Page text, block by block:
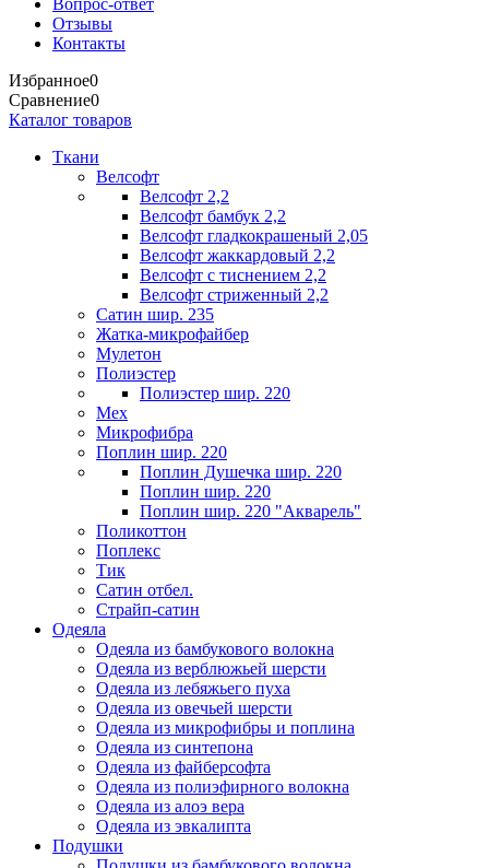
Вопрос-ответ
Отзывы
Контакты
Избранное0
Сравнение0
Каталог товаров
Ткани
Велсофт
Велсофт 2,2
Велсофт бамбук 2,2
Велсофт гладкокрашеный 2,05
Велсофт жаккардовый 2,2
Велсофт с тиснением 2,2
Велсофт стриженный 2,2
Сатин шир. 235
Жатка-микрофайбер
Мулетон
Полиэстер
Полиэстер шир. 220
Мех
Микрофибра
Поплин шир. 220
Поплин Душечка шир. 220
Поплин шир. 220
Поплин шир. 220 "Акварель"
Поликоттон
Поплекс
Тик
Сатин отбел.
Страйп-сатин
Одеяла
Одеяла из бамбукового волокна
Одеяла из верблюжьей шерсти
Одеяла из лебяжьего пуха
Одеяла из овечьей шерсти
Одеяла из микрофибры и поплина
Одеяла из синтепона
Одеяла из файберсофта
Одеяла из полиэфирного волокна
Одеяла из алоэ вера
Одеяла из эвкалипта
Подушки